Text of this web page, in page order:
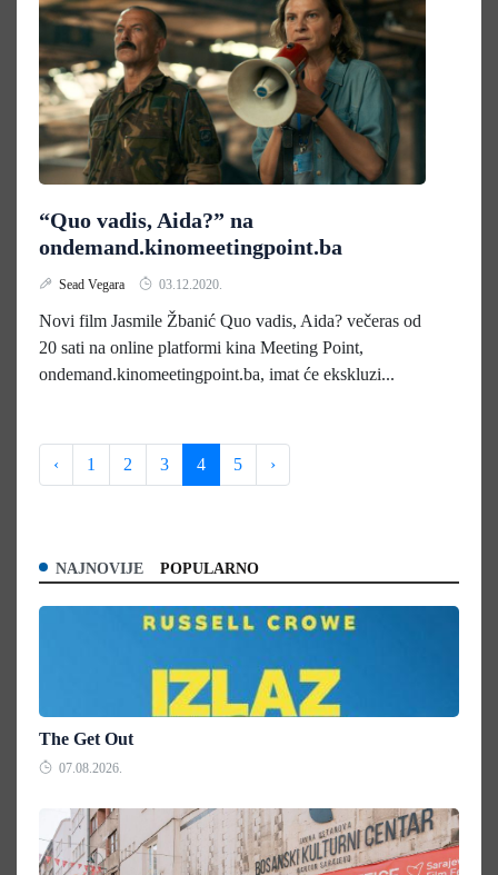
“Quo vadis, Aida?” na
ondemand.kinomeetingpoint.ba
Sead Vegara 03.12.2020.
Novi film Jasmile Žbanić Quo vadis, Aida? večeras od
20 sati na online platformi kina Meeting Point,
ondemand.kinomeetingpoint.ba, imat će ekskluzi...
‹ 1 2 3 4 5 ›
NAJNOVIJE POPULARNO
The Get Out
07.08.2026.